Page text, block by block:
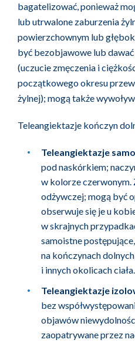
bagatelizować, ponieważ
lub utrwalone zaburzenia
powierzchownym lub
być bezobjawowe lub
(uczucie zmęczenia i
początkowego okresu
żylnej); mogą także
Teleangiektazje kończyn
Teleangiektazje
pod naskórkiem;
w kolorze czerwonym.
odżywczej; mogą być
obserwuje się je u
w skrajnych
samoistne
na kończynach
i innych okolicach ciała.
Teleangiektazje
bez
objawów
zaopatrywane przez